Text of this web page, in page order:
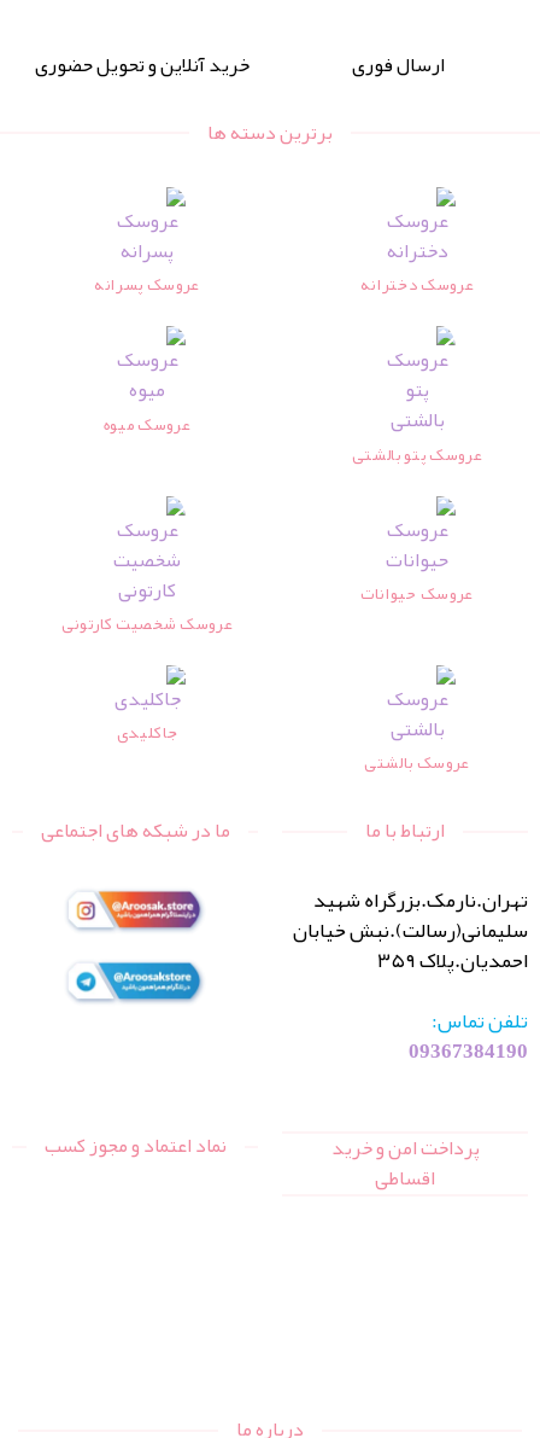
ارسال فوری
خرید آنلاین و تحویل حضوری
برترین دسته ها
عروسک دخترانه عروسک پسرانه
عروسک پتو بالشتی
عروسک میوه
عروسک حیوانات
عروسک شخصیت کارتونی
عروسک بالشتی
جاکلیدی
ارتباط با ما
تهران.نارمک.بزرگراه شهید
سلیمانی(رسالت).نبش خیابان
احمدیان.پلاک ۳۵۹
تلفن تماس:
09367384190
ما در شبکه های اجتماعی
پرداخت امن و خرید
اقساطی
نماد اعتماد و مجوز کسب
درباره ما